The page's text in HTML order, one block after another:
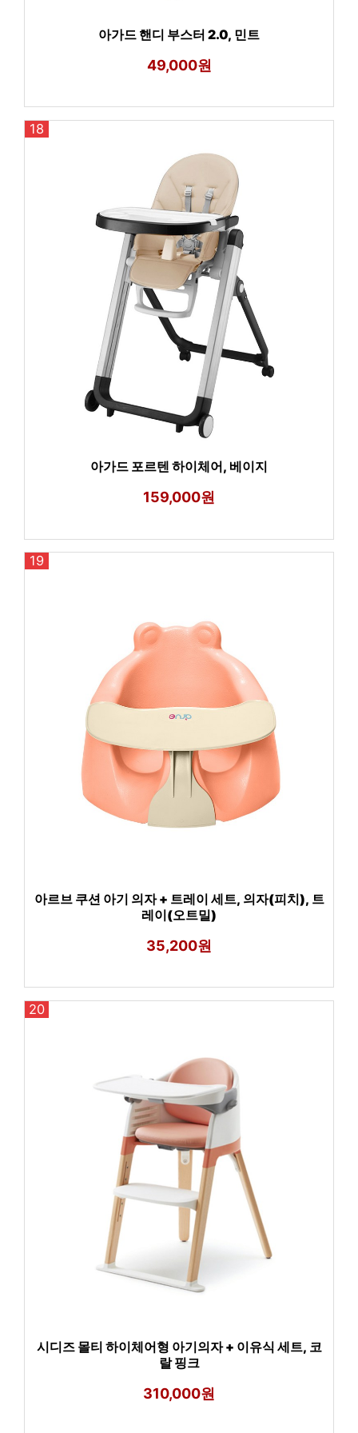
아가드 핸디 부스터 2.0, 민트
49,000원
18
아가드 포르텐 하이체어, 베이지
159,000원
19
아르브 쿠션 아기 의자 + 트레이 세트, 의자(피치), 트
레이(오트밀)
35,200원
20
시디즈 몰티 하이체어형 아기의자 + 이유식 세트, 코
랄 핑크
310,000원